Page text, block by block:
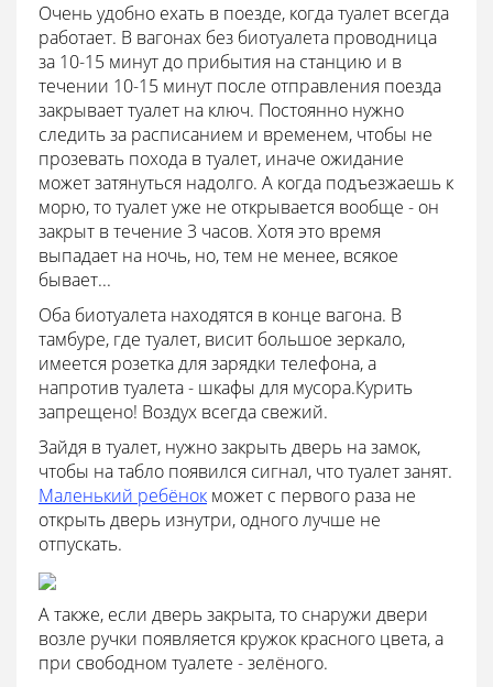
Очень удобно ехать в поезде, когда туалет всегда
работает. В вагонах без биотуалета проводница
за 10-15 минут до прибытия на станцию и в
течении 10-15 минут после отправления поезда
закрывает туалет на ключ. Постоянно нужно
следить за расписанием и временем, чтобы не
прозевать похода в туалет, иначе ожидание
может затянуться надолго. А когда подъезжаешь к
морю, то туалет уже не открывается вообще - он
закрыт в течение 3 часов. Хотя это время
выпадает на ночь, но, тем не менее, всякое
бывает...
Оба биотуалета находятся в конце вагона. В
тамбуре, где туалет, висит большое зеркало,
имеется розетка для зарядки телефона, а
напротив туалета - шкафы для мусора.Курить
запрещено! Воздух всегда свежий.
Зайдя в туалет, нужно закрыть дверь на замок,
чтобы на табло появился сигнал, что туалет занят.
Маленький ребёнок может с первого раза не
открыть дверь изнутри, одного лучше не
отпускать.
А также, если дверь закрыта, то снаружи двери
возле ручки появляется кружок красного цвета, а
при свободном туалете - зелёного.